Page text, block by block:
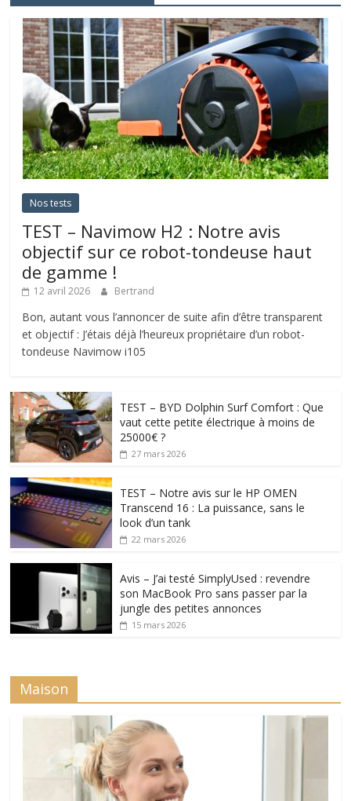
Nos tests
TEST – Navimow H2 : Notre avis
objectif sur ce robot-tondeuse haut
de gamme !
12 avril 2026 Bertrand
Bon, autant vous l’annoncer de suite afin d’être transparent
et objectif : J’étais déjà l’heureux propriétaire d’un robot-
tondeuse Navimow i105
TEST – BYD Dolphin Surf Comfort : Que
vaut cette petite électrique à moins de
25000€ ?
27 mars 2026
TEST – Notre avis sur le HP OMEN
Transcend 16 : La puissance, sans le
look d’un tank
22 mars 2026
Avis – J’ai testé SimplyUsed : revendre
son MacBook Pro sans passer par la
jungle des petites annonces
15 mars 2026
Maison